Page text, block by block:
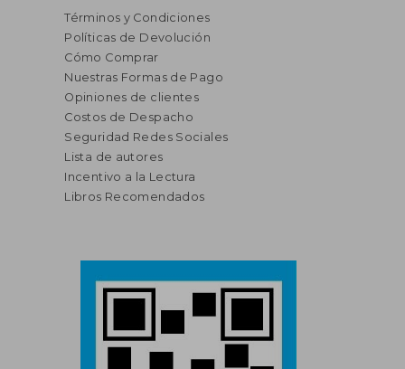
Términos y Condiciones
Políticas de Devolución
Cómo Comprar
Nuestras Formas de Pago
Opiniones de clientes
Costos de Despacho
Seguridad Redes Sociales
Lista de autores
Incentivo a la Lectura
Libros Recomendados